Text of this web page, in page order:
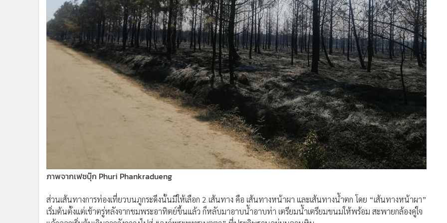
ภาพจากเฟซบุ๊ก Phuri Phankradueng
ส่วนเส้นทางการท่องเที่ยวบนภูกระดึงนั้นมีให้เลือก 2 เส้นทาง คือ เส้นทางหน้าผา และเส้นทางน้ำตก โดย “เส้นทางหน้าผา”
เริ่มต้นตั้งแต่เช้าตรู่หลังจากชมพระอาทิตย์ขึ้นแล้ว ก็หลับมาอาบน้ำอาบท่า เตรียมน้ำเตรียมขนมให้พร้อม สะพายกล้องคู่ใจ